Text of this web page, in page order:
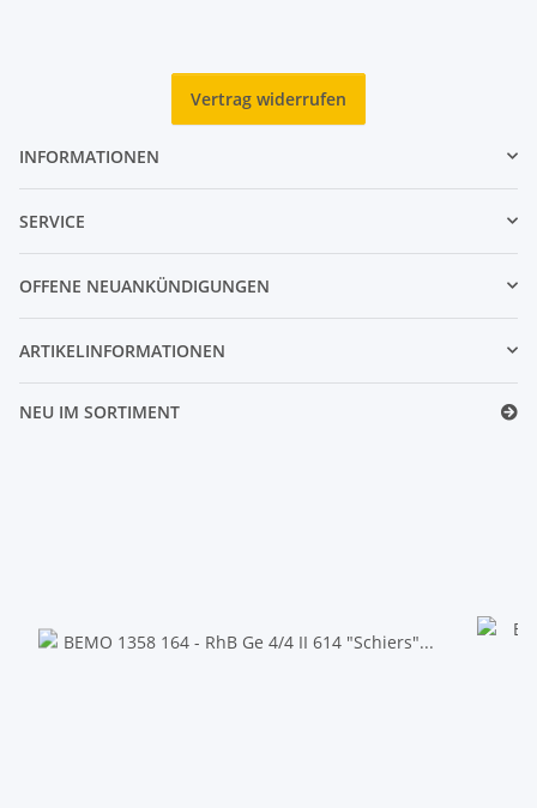
Vertrag widerrufen
INFORMATIONEN
SERVICE
OFFENE NEUANKÜNDIGUNGEN
ARTIKELINFORMATIONEN
NEU IM SORTIMENT